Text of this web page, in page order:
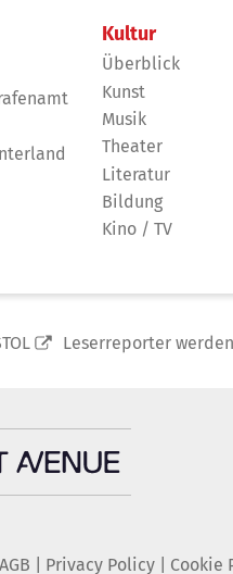
Kultur
Überblick
Kunst
Musik
Theater
Literatur
Bildung
Kino / TV
Leserreporter werden
AGB Privacy Policy| Cookie